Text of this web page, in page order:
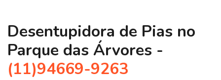
Desentupidora de Pias no
Parque das Árvores -
(11)94669-9263